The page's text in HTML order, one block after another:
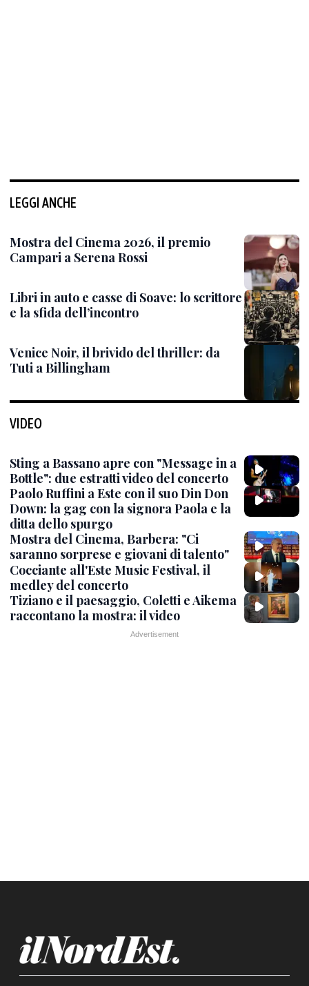
LEGGI ANCHE
Mostra del Cinema 2026, il premio
Campari a Serena Rossi
Libri in auto e casse di Soave: lo scrittore
e la sfida dell’incontro
Venice Noir, il brivido del thriller: da
Tuti a Billingham
VIDEO
Sting a Bassano apre con "Message in a
Bottle": due estratti video del concerto
Paolo Ruffini a Este con il suo Din Don
Down: la gag con la signora Paola e la
ditta dello spurgo
Mostra del Cinema, Barbera: "Ci
saranno sorprese e giovani di talento"
Cocciante all'Este Music Festival, il
medley del concerto
Tiziano e il paesaggio, Coletti e Aikema
raccontano la mostra: il video